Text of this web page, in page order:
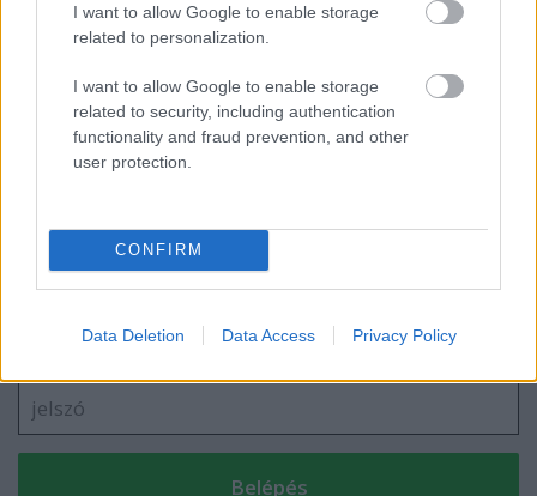
I want to allow Google to enable storage
related to personalization.
I want to allow Google to enable storage
related to security, including authentication
functionality and fraud prevention, and other
user protection.
CONFIRM
Data Deletion Data Access Privacy Policy
gyömbéres szilva torta
Receptverseny/November: Fekete erdő
torta
Szólj hozzá!